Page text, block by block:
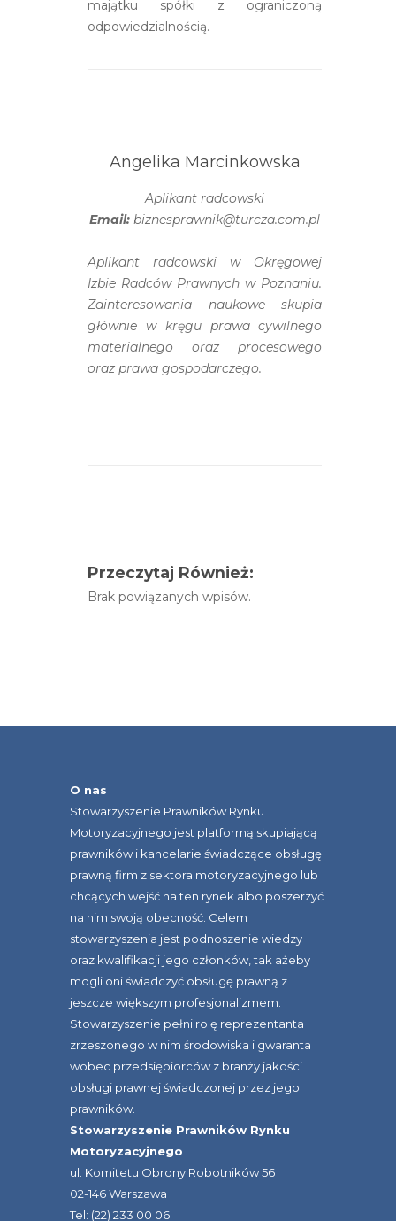
majątku spółki z ograniczoną
odpowiedzialnością.
Angelika Marcinkowska
Aplikant radcowski
Email: biznesprawnik@turcza.com.pl
Aplikant radcowski w Okręgowej
Izbie Radców Prawnych w Poznaniu.
Zainteresowania naukowe skupia
głównie w kręgu prawa cywilnego
materialnego oraz procesowego
oraz prawa gospodarczego.
Przeczytaj Również:
Brak powiązanych wpisów.
O nas
Stowarzyszenie Prawników Rynku
Motoryzacyjnego jest platformą skupiającą
prawników i kancelarie świadczące obsługę
prawną firm z sektora motoryzacyjnego lub
chcących wejść na ten rynek albo poszerzyć
na nim swoją obecność. Celem
stowarzyszenia jest podnoszenie wiedzy
oraz kwalifikacji jego członków, tak ażeby
mogli oni świadczyć obsługę prawną z
jeszcze większym profesjonalizmem.
Stowarzyszenie pełni rolę reprezentanta
zrzeszonego w nim środowiska i gwaranta
wobec przedsiębiorców z branży jakości
obsługi prawnej świadczonej przez jego
prawników.
Stowarzyszenie Prawników Rynku
Motoryzacyjnego
ul. Komitetu Obrony Robotników 56
02-146 Warszawa
Tel: (22) 233 00 06